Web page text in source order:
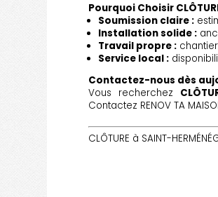
Pourquoi Choisir
Soumission claire :
Installation solide :
Travail propre :chantier
Service local :
Contactez-nous dès
Vous recherchez
Contactez RENOV TA
CLÔTURE à SAINT-